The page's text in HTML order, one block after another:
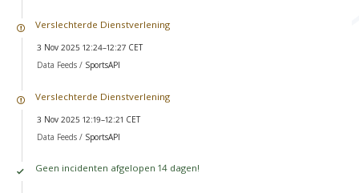
Verslechterde Dienstverlening
3 Nov 2025 12:24–12:27 CET
Data Feeds / SportsAPI
Verslechterde Dienstverlening
3 Nov 2025 12:19–12:21 CET
Data Feeds / SportsAPI
Geen incidenten afgelopen 14 dagen!